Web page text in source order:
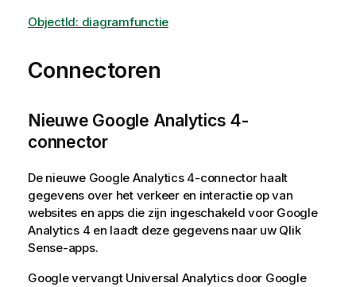
ObjectId: diagramfunctie
Connectoren
Nieuwe Google Analytics 4-
connector
De nieuwe Google Analytics 4-connector haalt
gegevens over het verkeer en interactie op van
websites en apps die zijn ingeschakeld voor Google
Analytics 4 en laadt deze gegevens naar uw Qlik
Sense-apps.
Google vervangt Universal Analytics door Google